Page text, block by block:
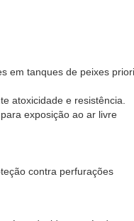
em tanques de peixes
atoxicidade e resistência.
exposição ao ar livre
contra perfurações